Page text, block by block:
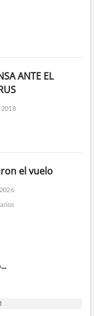
ANTE EL
2018
el vuelo